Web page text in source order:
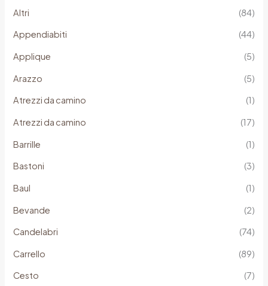
Altri (84)
Appendiabiti (44)
Applique (5)
Arazzo (5)
Atrezzi da camino (1)
Atrezzi da camino (17)
Barrille (1)
Bastoni (3)
Baul (1)
Bevande (2)
Candelabri (74)
Carrello (89)
Cesto (7)